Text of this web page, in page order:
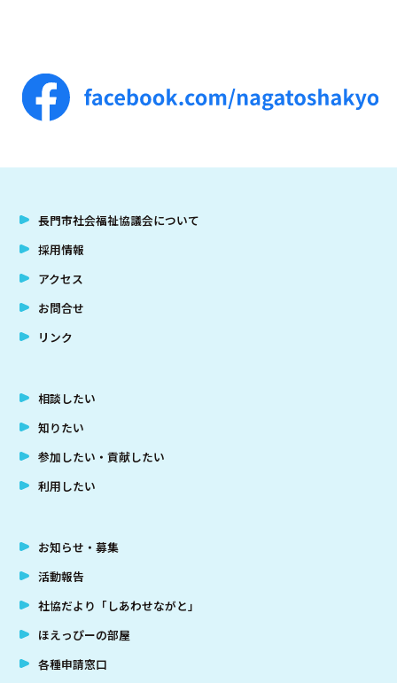
長門市社会福祉協議会について
採用情報
アクセス
お問合せ
リンク
相談したい
知りたい
参加したい・貢献したい
利用したい
お知らせ・募集
活動報告
社協だより「しあわせながと」
ほえっぴーの部屋
各種申請窓口